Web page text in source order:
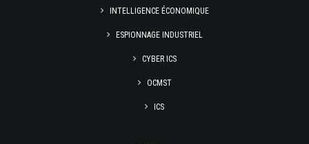
INTELLIGENCE ÉCONOMIQUE
ESPIONNAGE INDUSTRIEL
CYBER ICS
OCMST
ICS